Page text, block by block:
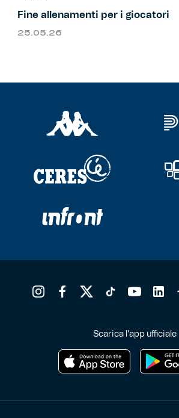
Fine allenamenti per i giocatori
25.05.26
Scarica l'app ufficiale